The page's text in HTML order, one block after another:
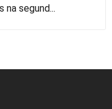
na segund...